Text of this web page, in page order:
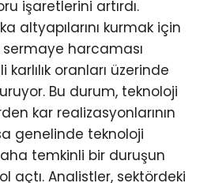
işaretlerini artırdı.
altyapılarını kurmak için
harcaması
karlılık oranları üzerinde
Bu durum, teknoloji
kar realizasyonlarının
genelinde teknoloji
temkinli bir duruşun
açtı. Analistler, sektördeki